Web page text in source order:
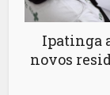
Ipatinga
novos